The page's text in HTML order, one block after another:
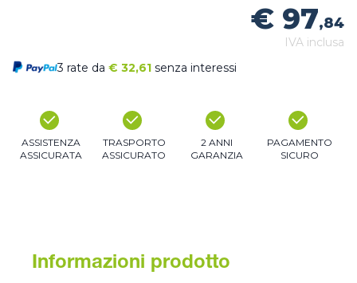
€ 97,84
IVA inclusa
3 rate da € 32,61 senza interessi
ASSISTENZA
ASSICURATA
TRASPORTO
ASSICURATO
2 ANNI
GARANZIA
PAGAMENTO
SICURO
Informazioni prodotto